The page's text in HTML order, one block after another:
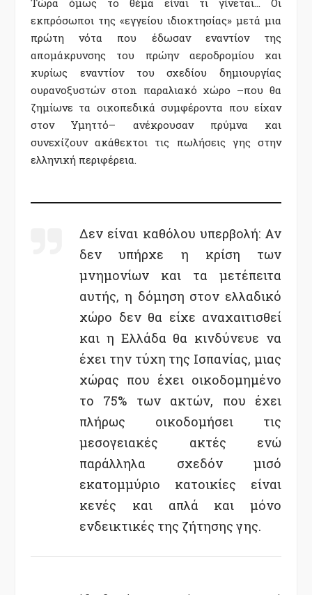
Τώρα όμως το θέμα είναι τι γίνεται… Οι
εκπρόσωποι της «εγγείου ιδιοκτησίας» μετά μια
πρώτη νότα που έδωσαν εναντίον της
απομάκρυνσης του πρώην αεροδρομίου και
κυρίως εναντίον του σχεδίου δημιουργίας
ουρανοξυστών στοn παραλιακό χώρο –που θα
ζημίωνε τα οικοπεδικά συμφέροντα που είχαν
στον Υμηττό– ανέκρουσαν πρύμνα και
συνεχίζουν ακάθεκτοι τις πωλήσεις γης στην
ελληνική περιφέρεια.
Δεν είναι καθόλου υπερβολή: Αν
δεν υπήρχε η κρίση των
μνημονίων και τα μετέπειτα
αυτής, η δόμηση στον ελλαδικό
χώρο δεν θα είχε αναχαιτισθεί
και η Ελλάδα θα κινδύνευε να
έχει την τύχη της Ισπανίας, μιας
χώρας που έχει οικοδομημένο
το 75% των ακτών, που έχει
πλήρως οικοδομήσει τις
μεσογειακές ακτές ενώ
παράλληλα σχεδόν μισό
εκατομμύριο κατοικίες είναι
κενές και απλά και μόνο
ενδεικτικές της ζήτησης γης.